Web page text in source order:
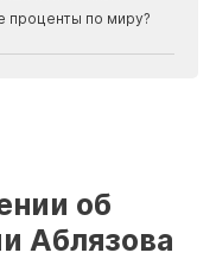
проценты по миру?
об
Аблязова